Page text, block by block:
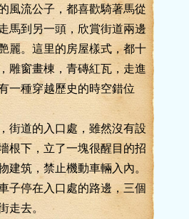
風流公子，都喜歡騎著馬從
馬到另一頭，欣賞街道兩邊
麗。這里的房屋樣式，都十
雕窗畫棟，青磚紅瓦，走進
一種穿越歷史的時空錯位
道的入口處，雖然沒有設
根下，立了一塊很醒目的招
建筑，禁止機動車輛入內。
停在入口處的路邊，三個
走去。